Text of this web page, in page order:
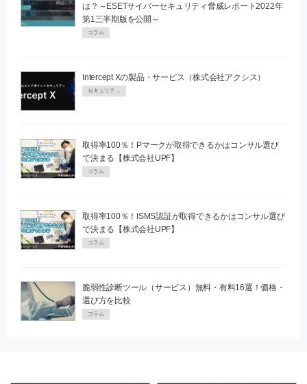
は？～ESETサイバーセキュリティ脅威レポート2022年
第1三半期版を公開～
コラム
Intercept Xの製品・サービス（株式会社アクシス）
取得率100％！Pマークが取得できるかはコンサル選び
で決まる【株式会社UPF】
コラム
取得率100％！ISMS認証が取得できるかはコンサル選び
で決まる【株式会社UPF】
コラム
脆弱性診断ツール（サービス）無料・有料16選！価格・
選び方を比較
コラム